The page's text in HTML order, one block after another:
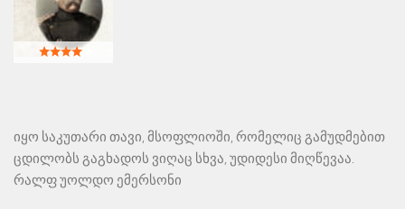
იყო საკუთარი თავი, მსოფლიოში, რომელიც გამუდმებით
ცდილობს გაგხადოს ვიღაც სხვა, უდიდესი მიღწევაა.
რალფ უოლდო ემერსონი